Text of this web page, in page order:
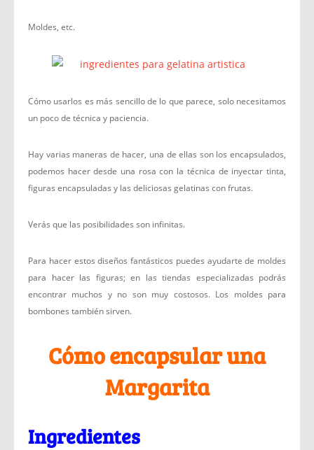
Moldes, etc.
Cómo usarlos es más sencillo de lo que parece, solo necesitamos
un poco de técnica y paciencia.
Hay varias maneras de hacer, una de ellas son los encapsulados,
podemos hacer desde una rosa con la técnica de inyectar tinta,
figuras encapsuladas y las deliciosas gelatinas con frutas.
Verás que las posibilidades son infinitas.
Para hacer estos diseños fantásticos puedes ayudarte de moldes
para hacer las figuras; en las tiendas especializadas podrás
encontrar muchos y no son muy costosos. Los moldes para
bombones también sirven.
Cómo encapsular una
Margarita
Ingredientes